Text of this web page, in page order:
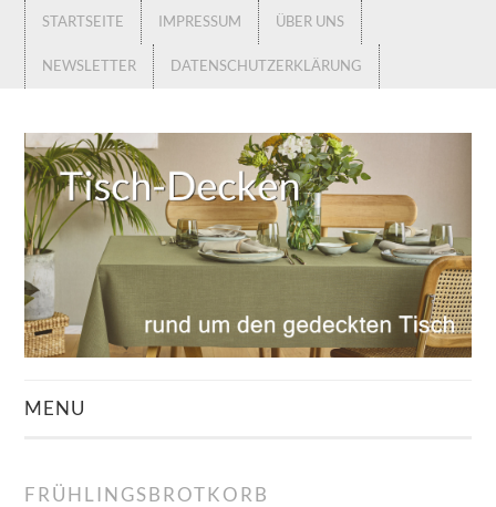
STARTSEITE IMPRESSUM ÜBER UNS
NEWSLETTER DATENSCHUTZERKLÄRUNG
MENU
FRÜHLINGSBROTKORB